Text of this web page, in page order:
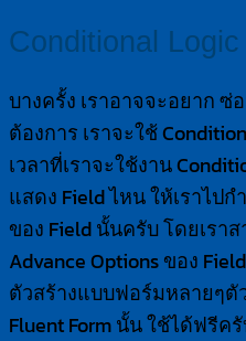
Conditional Logic
บางครั้ง เราอาจจะอยาก ซ่
ต้องการ เราจะใช้
เวลาที่เราจะใช้งาน
แสดง Field ไหน ให้เราไป
ของ Field นั้นครับ โดยเรา
Advance Options ของ
ตัวสร้างแบบฟอร์มหลายๆ
Fluent Form นั้น ใช้ได้ฟรีค